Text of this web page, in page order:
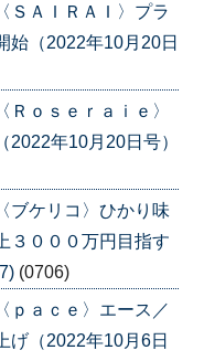
ＡＩＲＡＩ〉プラ
始（2022年10月20日
ｏｓｅｒａｉｅ〉
2022年10月20日号）
ケリコ〉ひかり味
３０００万円目指す
(0706)
ａｃｅ〉エース／
げ（2022年10月6日